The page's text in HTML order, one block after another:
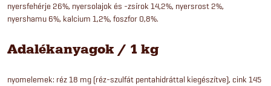
nyersfehérje 26%, nyersolajok és -zsírok 14,2%, nyersrost 2%,
nyershamu 6%, kalcium 1,2%, foszfor 0,8%.
Adalékanyagok / 1 kg
nyomelemek: réz 18 mg (réz-szulfát pentahidráttal kiegészítve), cink 145